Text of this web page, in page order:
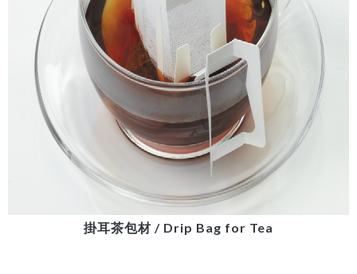
掛耳茶包材 / Drip Bag for Tea